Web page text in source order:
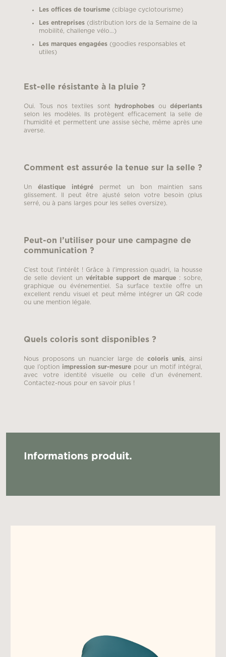
Les offices de tourisme (ciblage cyclotourisme)
Les entreprises (distribution lors de la Semaine de la
mobilité, challenge vélo…)
Les marques engagées (goodies responsables et
utiles)
Est-elle résistante à la pluie ?
Oui. Tous nos textiles sont hydrophobes ou déperlants
selon les modèles. Ils protègent efficacement la selle de
l’humidité et permettent une assise sèche, même après une
averse.
Comment est assurée la tenue sur la selle ?
Un élastique intégré permet un bon maintien sans
glissement. Il peut être ajusté selon votre besoin (plus
serré, ou à pans larges pour les selles oversize).
Peut-on l’utiliser pour une campagne de
communication ?
C’est tout l’intérêt ! Grâce à l’impression quadri, la housse
de selle devient un véritable support de marque : sobre,
graphique ou événementiel. Sa surface textile offre un
excellent rendu visuel et peut même intégrer un QR code
ou une mention légale.
Quels coloris sont disponibles ?
Nous proposons un nuancier large de coloris unis, ainsi
que l’option impression sur-mesure pour un motif intégral,
avec votre identité visuelle ou celle d’un événement.
Contactez-nous pour en savoir plus !
Informations produit.